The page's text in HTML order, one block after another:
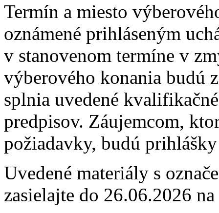
Termín a miesto
oznámené prihláseným
v stanovenom termíne v
výberového konania budú
splnia uvedené
predpisov. Záujemcom,
požiadavky, budú
Uvedené materiály s
zasielajte do 26.06.2026 na